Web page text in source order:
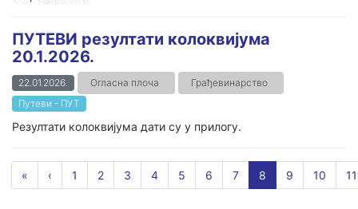
ПУТЕВИ резултати колоквијума
20.1.2026.
22.01.2026. Огласна плоча
Грађевинарство
Путеви - ПУТ
Резултати колоквијума дати су у прилогу.
« ‹ 1 2 3 4 5 6 7 8 9 10 11